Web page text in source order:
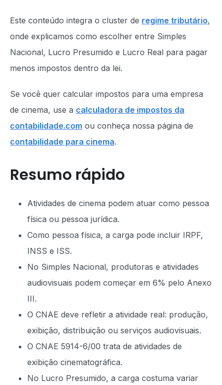
Este conteúdo integra o cluster de regime tributário,
onde explicamos como escolher entre Simples
Nacional, Lucro Presumido e Lucro Real para pagar
menos impostos dentro da lei.
Se você quer calcular impostos para uma empresa
de cinema, use a calculadora de impostos da
contabilidade.com ou conheça nossa página de
contabilidade para cinema.
Resumo rápido
Atividades de cinema podem atuar como pessoa
física ou pessoa jurídica.
Como pessoa física, a carga pode incluir IRPF,
INSS e ISS.
No Simples Nacional, produtoras e atividades
audiovisuais podem começar em 6% pelo Anexo
III.
O CNAE deve refletir a atividade real: produção,
exibição, distribuição ou serviços audiovisuais.
O CNAE 5914-6/00 trata de atividades de
exibição cinematográfica.
No Lucro Presumido, a carga costuma variar